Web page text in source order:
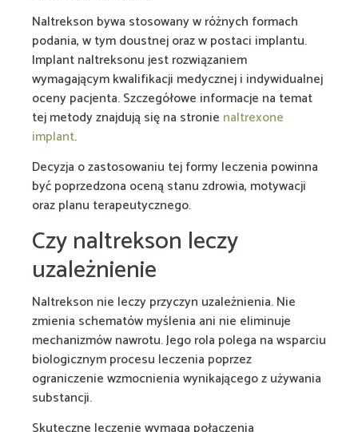
Naltrekson bywa stosowany w różnych formach
podania, w tym doustnej oraz w postaci implantu.
Implant naltreksonu jest rozwiązaniem
wymagającym kwalifikacji medycznej i indywidualnej
oceny pacjenta. Szczegółowe informacje na temat
tej metody znajdują się na stronie naltrexone
implant.
Decyzja o zastosowaniu tej formy leczenia powinna
być poprzedzona oceną stanu zdrowia, motywacji
oraz planu terapeutycznego.
Czy naltrekson leczy
uzależnienie
Naltrekson nie leczy przyczyn uzależnienia. Nie
zmienia schematów myślenia ani nie eliminuje
mechanizmów nawrotu. Jego rola polega na wsparciu
biologicznym procesu leczenia poprzez
ograniczenie wzmocnienia wynikającego z używania
substancji.